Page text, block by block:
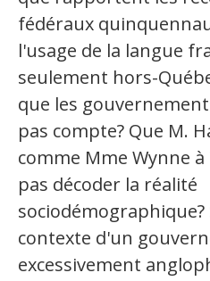
fédéraux
l'usage de la langue
seulement hors-
que les
pas compte? Que M.
comme Mme Wynne
pas décoder la réalité
contexte d'un
excessivement